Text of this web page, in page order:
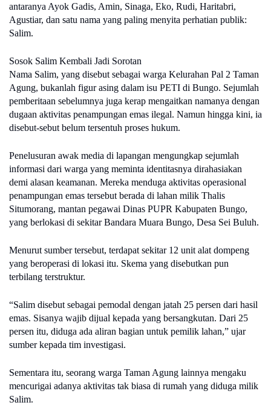
antaranya Ayok Gadis, Amin, Sinaga, Eko, Rudi, Haritabri,
Agustiar, dan satu nama yang paling menyita perhatian publik:
Salim.
Sosok Salim Kembali Jadi Sorotan
Nama Salim, yang disebut sebagai warga Kelurahan Pal 2 Taman
Agung, bukanlah figur asing dalam isu PETI di Bungo. Sejumlah
pemberitaan sebelumnya juga kerap mengaitkan namanya dengan
dugaan aktivitas penampungan emas ilegal. Namun hingga kini, ia
disebut-sebut belum tersentuh proses hukum.
Penelusuran awak media di lapangan mengungkap sejumlah
informasi dari warga yang meminta identitasnya dirahasiakan
demi alasan keamanan. Mereka menduga aktivitas operasional
penampungan emas tersebut berada di lahan milik Thalis
Situmorang, mantan pegawai Dinas PUPR Kabupaten Bungo,
yang berlokasi di sekitar Bandara Muara Bungo, Desa Sei Buluh.
Menurut sumber tersebut, terdapat sekitar 12 unit alat dompeng
yang beroperasi di lokasi itu. Skema yang disebutkan pun
terbilang terstruktur.
“Salim disebut sebagai pemodal dengan jatah 25 persen dari hasil
emas. Sisanya wajib dijual kepada yang bersangkutan. Dari 25
persen itu, diduga ada aliran bagian untuk pemilik lahan,” ujar
sumber kepada tim investigasi.
Sementara itu, seorang warga Taman Agung lainnya mengaku
mencurigai adanya aktivitas tak biasa di rumah yang diduga milik
Salim.